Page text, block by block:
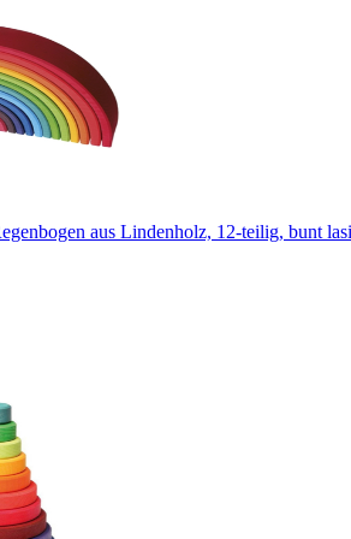
aus Lindenholz, 12-teilig, bunt